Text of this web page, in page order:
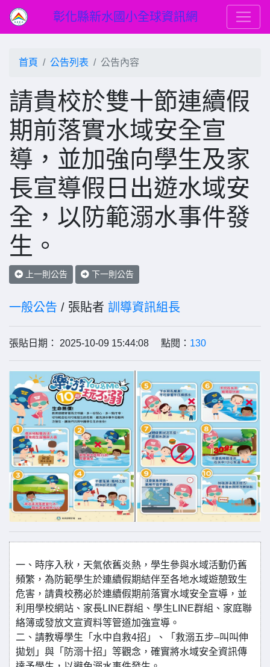
彰化縣新水國小全球資訊網
首頁 公告列表 公告內容
請貴校於雙十節連續假
期前落實水域安全宣
導，並加強向學生及家
長宣導假日出遊水域安
全，以防範溺水事件發
生。
上一則公告 下一則公告
一般公告 / 張貼者 訓導資訊組長
張貼日期： 2025-10-09 15:44:08 點閱： 130
一、時序入秋，天氣依舊炎熱，學生參與水域活動仍舊
頻繁，為防範學生於連續假期結伴至各地水域遊憩致生
危害，請貴校務必於連續假期前落實水域安全宣導，並
利用學校網站、家長LINE群組、學生LINE群組、家庭聯
絡簿或發放文宣資料等管道加強宣導。
二、請教導學生「水中自救4招」、「救溺五步–叫叫伸
拋划」與「防溺十招」等觀念，確實將水域安全資訊傳